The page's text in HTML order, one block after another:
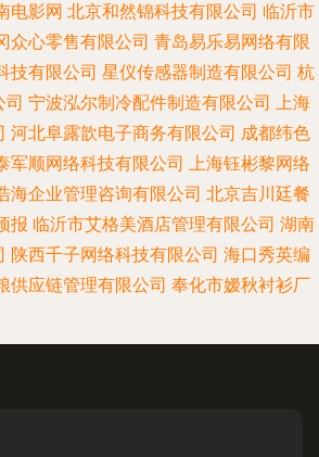
电影网 北京和然锦科技有限公司 临沂市
众心零售有限公司 青岛易乐易网络有限
技有限公司 星仪传感器制造有限公司 杭
宁波泓尔制冷配件制造有限公司 上海
河北阜露歆电子商务有限公司 成都纬色
军顺网络科技有限公司 上海钰彬黎网络
海企业管理咨询有限公司 北京吉川廷餐
报 临沂市艾格美酒店管理有限公司 湖南
陕西千子网络科技有限公司 海口秀英编
供应链管理有限公司 奉化市嫒秋衬衫厂